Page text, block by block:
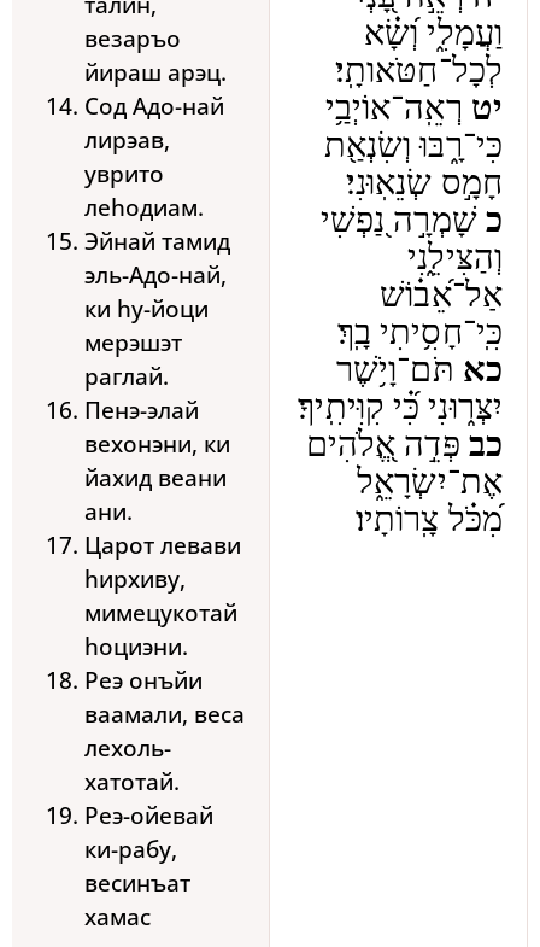
везаръо
йираш арэц.
Сод Адо-най
лирэав,
уврито
леhодиам.
Эйнай тамид
эль-Адо-най,
ки hу-йоци
мерэшэт
раглай.
Пенэ-элай
вехонэни, ки
йахид веани
ани.
Царот левави
hирхиву,
мимецукотай
hоциэни.
Реэ онъйи
ваамали, веса
лехоль-
хатотай.
Реэ-ойевай
ки-рабу,
весинъат
хамас
וַעֲמָלִ֑י וְ֝שָׂ֗א
לְכָל־חַטֹּאותָֽי׃
יט רְאֵֽה־אוֹיְבַ֥י
כִּי־רָ֑בּוּ וְשִׂנְאַ֖ת
חָמָ֣ס שְׂנֵאֽוּנִי׃
כ שָׁמְרָ֣ה נַ֭פְשִׁי
וְהַצִּילֵ֑נִי
אַל־אֵ֝ב֗וֹשׁ
כִּֽי־חָסִ֥יתִי בָֽךְ׃
כא תֹּם־וָיֹ֥שֶׁר
יִצְּר֑וּנִי כִּ֝֗י קִוִּיתִֽיךָ׃
כב פְּדֵ֣ה אֱ֭לֹהִים
אֶת־יִשְׂרָאֵ֑ל
מִ֝כֹּ֗ל צָֽרוֹתָיו׃